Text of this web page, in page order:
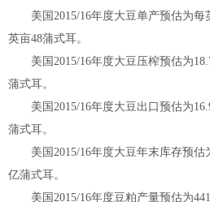
美国2015/16年度大豆单产预估为每
英亩48蒲式耳。
美国2015/16年度大豆压榨预估为
蒲式耳。
美国2015/16年度大豆出口预估为
蒲式耳。
美国2015/16年度大豆年末库存预估
亿蒲式耳。
美国2015/16年度豆粕产量预估为